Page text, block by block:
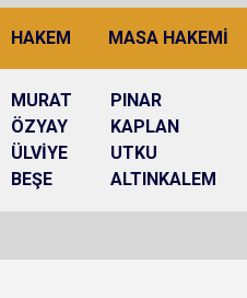
HAKEM MASA HAKEMİ
MURAT
ÖZYAY
ÜLVİYE
BEŞE
PINAR
KAPLAN
UTKU
ALTINKALEM